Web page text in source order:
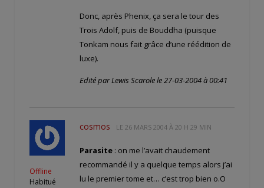
Donc, après Phenix, ça sera le tour des
Trois Adolf, puis de Bouddha (puisque
Tonkam nous fait grâce d’une réédition de
luxe).
Edité par Lewis Scarole le 27-03-2004 à 00:41
Offline
Habitué
cosmos LE 26 MARS 2004 À 20 H 29 MIN
Parasite : on me l’avait chaudement
recommandé il y a quelque temps alors j’ai
lu le premier tome et… c’est trop bien o.O